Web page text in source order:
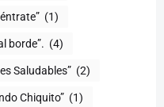
(1)
borde”. (4)
Saludables” (2)
Chiquito” (1)